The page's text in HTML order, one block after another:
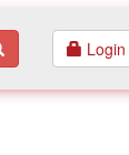
Login